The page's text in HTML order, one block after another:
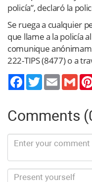
policía”, declaró la
Se ruega a cualquier
que llame a la policía
comunique
222-TIPS (8477) o a
TwitterEmail
Comments